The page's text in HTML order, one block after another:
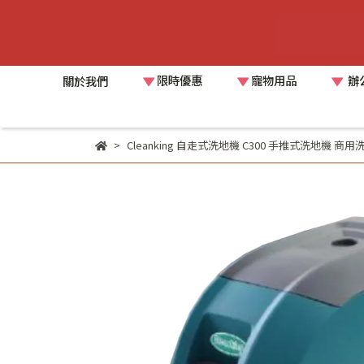
關於我們 限時優惠 寵物用品 辦
Cleanking 自走式洗地機 C300 手推式洗地機 商用